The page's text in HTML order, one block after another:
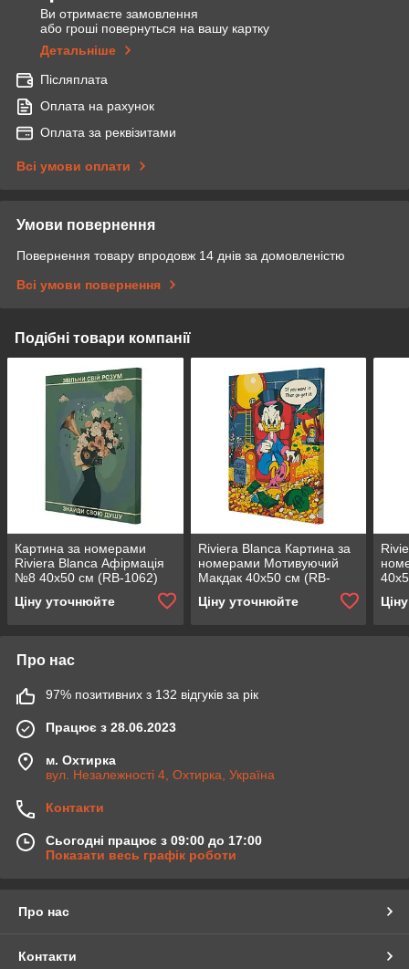
Ви отримаєте замовлення
або гроші повернуться на вашу картку
Детальніше
Післяплата
Оплата на рахунок
Оплата за реквізитами
Всі умови оплати
Умови повернення
Повернення товару впродовж 14 днів за домовленістю
Всі умови повернення
Подібні товари компанії
Картина за номерами
Riviera Blanca Афірмація
№8 40x50 см (RB-1062)
Ціну уточнюйте
Riviera Blanca Картина за
номерами Мотивуючий
Макдак 40x50 см (RB-
Ціну уточнюйте
Про нас
97% позитивних з 132 відгуків за рік
Працює з 28.06.2023
м. Охтирка
вул. Незалежності 4, Охтирка, Україна
Контакти
Сьогодні працює з 09:00 до 17:00
Показати весь графік роботи
Про нас
Контакти